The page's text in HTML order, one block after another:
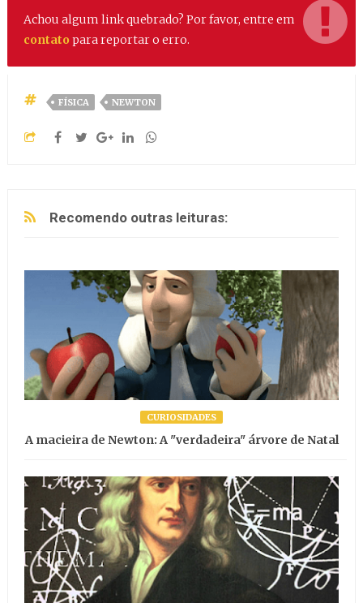
Achou algum link quebrado? Por favor, entre em
contato para reportar o erro.
FÍSICA NEWTON
Recomendo outras leituras:
CURIOSIDADES
A macieira de Newton: A "verdadeira" árvore de Natal